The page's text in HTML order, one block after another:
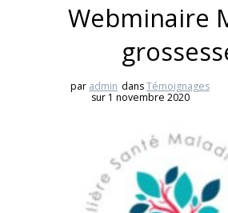
Webminaire
par admin dansTémoignages
sur 1 novembre 2020